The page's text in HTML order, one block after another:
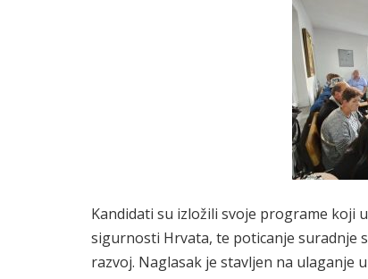
Kandidati su izložili svoje programe
sigurnosti Hrvata, te poticanje suradnje
razvoj. Naglasak je stavljen na